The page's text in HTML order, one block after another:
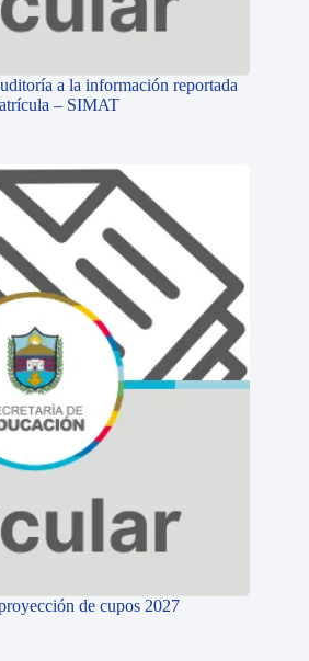
a la información reportada
– SIMAT
de cupos 2027